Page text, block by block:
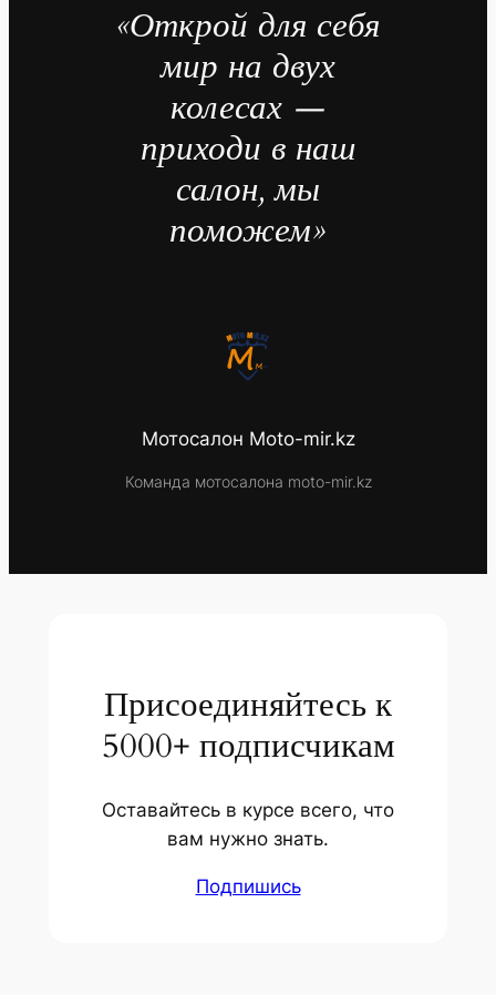
«Открой для себя
мир на двух
колесах —
приходи в наш
салон, мы
поможем»
Мотосалон Moto-mir.kz
Команда мотосалона moto-mir.kz
Присоединяйтесь к
5000+ подписчикам
Оставайтесь в курсе всего, что
вам нужно знать.
Подпишись